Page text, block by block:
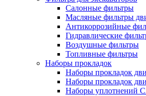
Салонные фильтры
Масляные фильтры
Антикоррозийные
Гидравлические
Воздушные фильтры
Топливные фильтры
Наборы прокладок
Наборы прокладок
Наборы прокладок
Наборы уплотнений